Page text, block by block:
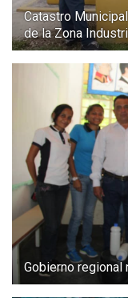
Catastro
de la Zona
Gobierno regional